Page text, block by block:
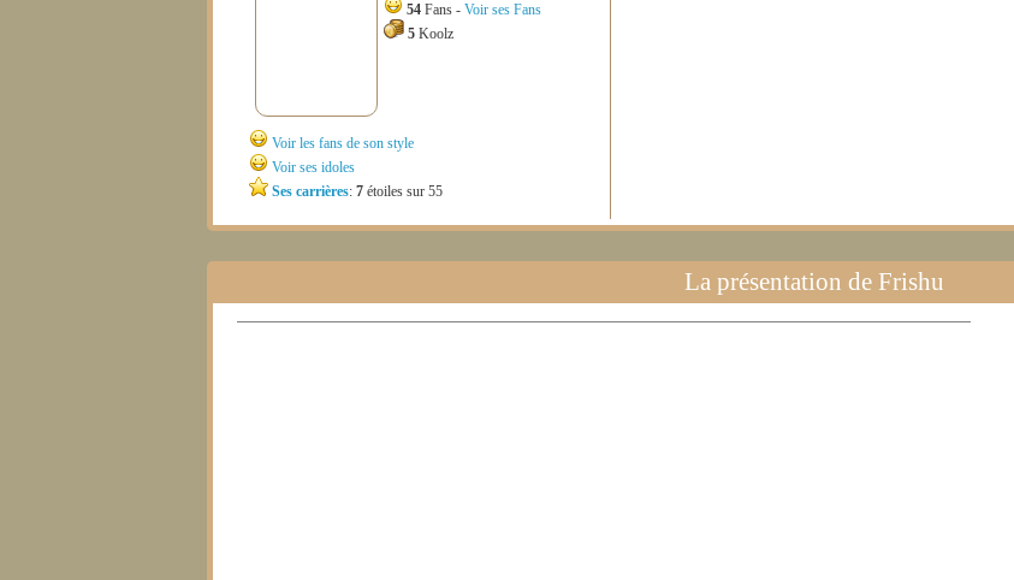
54 Fans - Voir ses Fans
5 Koolz
Voir les fans de son style
Voir ses idoles
Ses carrières: 7 étoiles sur 55
La présentation de Frishu